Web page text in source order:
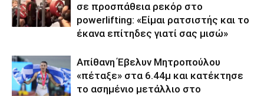
σε προσπάθεια ρεκόρ στο
powerlifting: «Είμαι ρατσιστής και το
έκανα επίτηδες γιατί σας μισώ»
Απίθανη Έβελυν Μητροπούλου
«πέταξε» στα 6.44μ και κατέκτησε
το ασημένιο μετάλλιο στο